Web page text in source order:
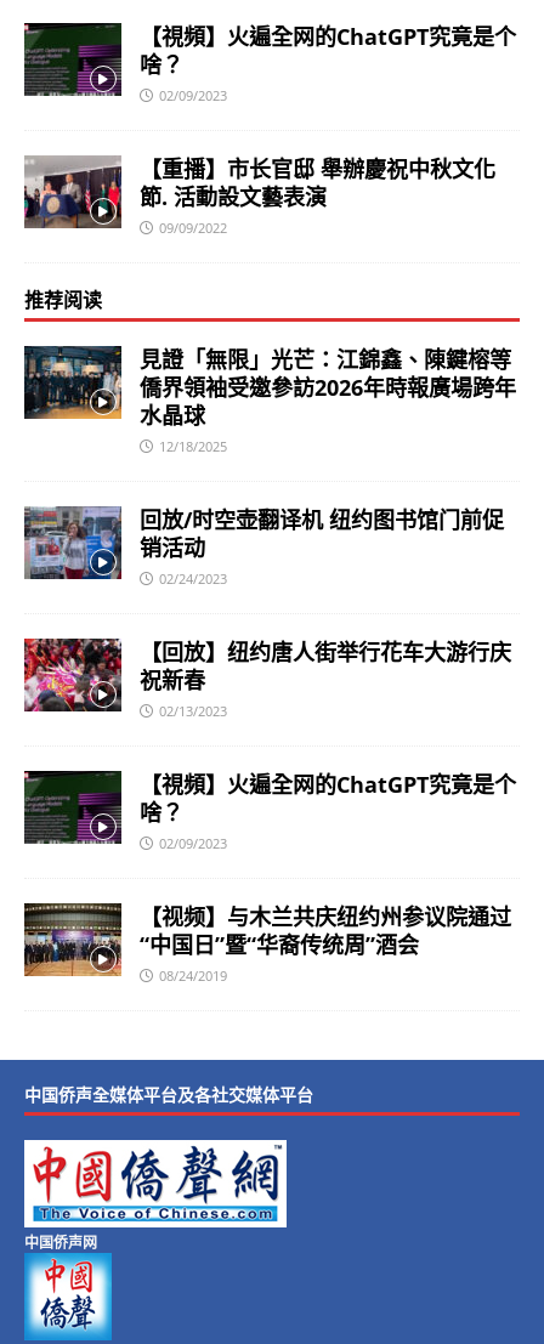
【視頻】火遍全网的ChatGPT究竟是个
啥？
02/09/2023
【重播】市长官邸 舉辦慶祝中秋文化
節. 活動設文藝表演
09/09/2022
推荐阅读
見證「無限」光芒：江錦鑫、陳鍵榕等
僑界領袖受邀參訪2026年時報廣場跨年
水晶球
12/18/2025
回放/时空壶翻译机 纽约图书馆门前促
销活动
02/24/2023
【回放】纽约唐人街举行花车大游行庆
祝新春
02/13/2023
【視頻】火遍全网的ChatGPT究竟是个
啥？
02/09/2023
【视频】与木兰共庆纽约州参议院通过
“中国日”暨“华裔传统周”酒会
08/24/2019
中国侨声全媒体平台及各社交媒体平台
中国侨声网